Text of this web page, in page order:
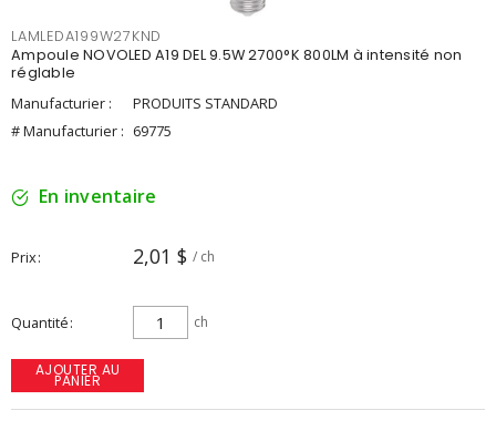
LAMLEDA199W27KND
Ampoule NOVOLED A19 DEL 9.5W 2700°K 800LM à intensité non
réglable
Manufacturier :
PRODUITS STANDARD
# Manufacturier : 69775
En inventaire
Prix 2,01 $ / ch
Quantité ch
AJOUTER AU
PANIER